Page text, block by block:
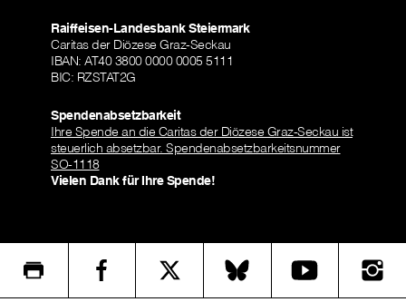
Raiffeisen-Landesbank Steiermark
Caritas der Diözese Graz-Seckau
IBAN: AT40 3800 0000 0005 5111
BIC: RZSTAT2G
Spendenabsetzbarkeit
Ihre Spende an die Caritas der Diözese Graz-Seckau ist
steuerlich absetzbar. Spendenabsetzbarkeitsnummer
SO-1118
Vielen Dank für Ihre Spende!